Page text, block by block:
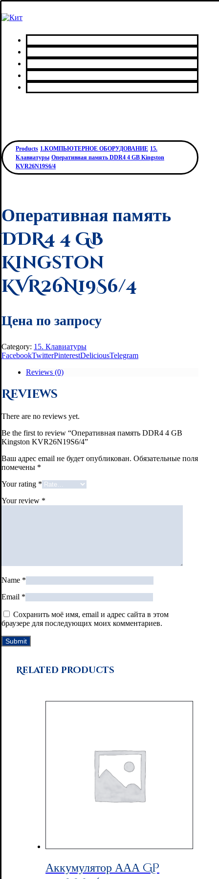
Products 1.КОМПЬЮТЕРНОЕ ОБОРУДОВАНИЕ 15.
Клавиатуры Оперативная память DDR4 4 GB Kingston
KVR26N19S6/4
Оперативная память
DDR4 4 GB
Kingston
KVR26N19S6/4
Цена по запросу
Category: 15. Клавиатуры
FacebookTwitterPinterestDeliciousTelegram
Reviews (0)
Reviews
There are no reviews yet.
Be the first to review “Оперативная память DDR4 4 GB
Kingston KVR26N19S6/4”
Ваш адрес email не будет опубликован. Обязательные поля
помечены *
Your rating *
Your review *
Name *
Email *
Сохранить моё имя, email и адрес сайта в этом
браузере для последующих моих комментариев.
Related products
Аккумулятор ААА GP